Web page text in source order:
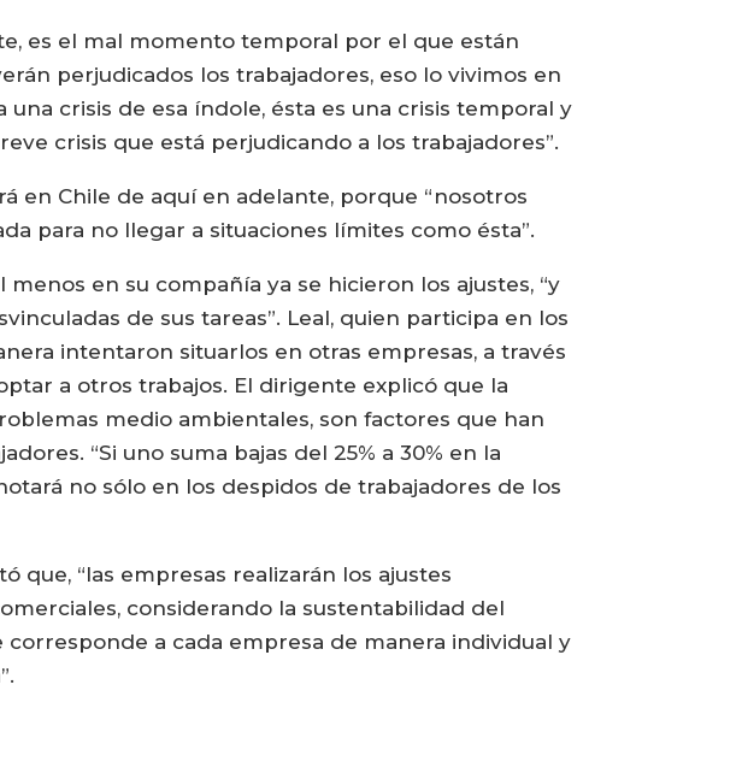
es el mal momento temporal por el que están
perjudicados los trabajadores, eso lo vivimos en
crisis de esa índole, ésta es una crisis temporal y
crisis que está perjudicando a los trabajadores”.
en Chile de aquí en adelante, porque “nosotros
para no llegar a situaciones límites como ésta”.
en su compañía ya se hicieron los ajustes, “y
de sus tareas”. Leal, quien participa en los
intentaron situarlos en otras empresas, a través
a otros trabajos. El dirigente explicó que la
medio ambientales, son factores que han
“Si uno suma bajas del 25% a 30% en la
no sólo en los despidos de trabajadores de los
que, “las empresas realizarán los ajustes
considerando la sustentabilidad del
a cada empresa de manera individual y